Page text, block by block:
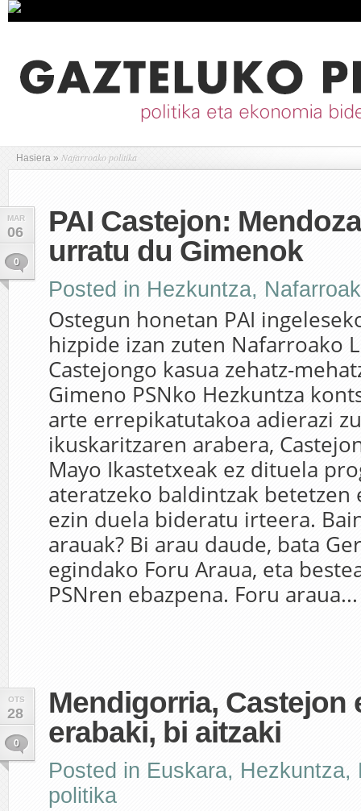
Hasiera » Nafarroako politika
MAR
06
0
PAI Castejon:
urratu du Gimenok
Posted in Hezkuntza,
Ostegun honetan PAI
hizpide izan zuten Nafarroako
Castejongo kasua zehatz-
Gimeno PSNko Hezkuntza
arte errepikatutakoa adierazi
ikuskaritzaren arabera,
Mayo Ikastetxeak ez dituela
ateratzeko baldintzak betetzen
ezin duela bideratu irteera.
arauak? Bi arau daude, bata
egindako Foru Araua, eta
PSNren ebazpena. Foru araua...
OTS
28
0
Mendigorria, Castejon
erabaki, bi aitzaki
Posted in Euskara, Hezkuntza,
politika